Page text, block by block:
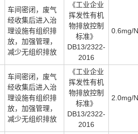
车间密闭，废气
经收集后进入治
理设施有组织排
放，加强管理，
减少无组织排放
《工业企业
挥发性有机
物排放控制
标准》
DB13/2322-
2016
0.6mg/
车间密闭，废气
经收集后进入治
理设施有组织排
放，加强管理，
减少无组织排放
《工业企业
挥发性有机
物排放控制
标准》
DB13/2322-
2016
2.0mg/